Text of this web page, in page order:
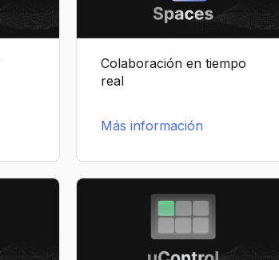
Colaboración en tiempo
real
Más información